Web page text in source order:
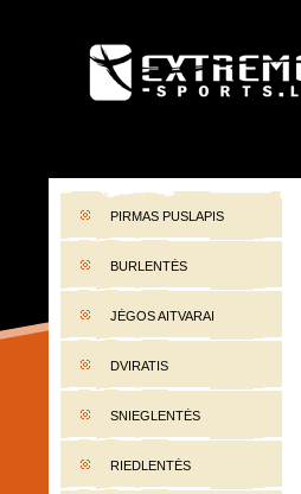
EXTREME-
PIRMAS PUSLAPIS
BURLENTĖS
JĖGOS AITVARAI
DVIRATIS
SNIEGLENTĖS
RIEDLENTĖS